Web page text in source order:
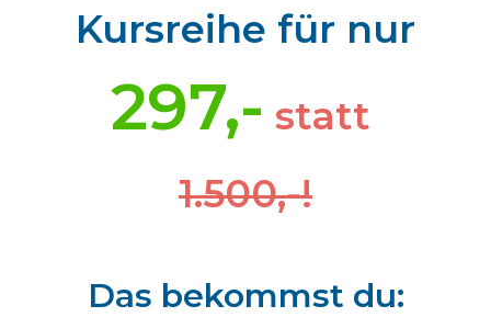
Kursreihe für nur
297,- statt
1.500,-!
Das bekommst du: